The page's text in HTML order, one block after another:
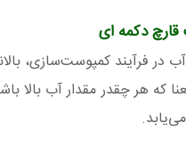
دکمه ای
فرآیند کمپوست‌سازی،